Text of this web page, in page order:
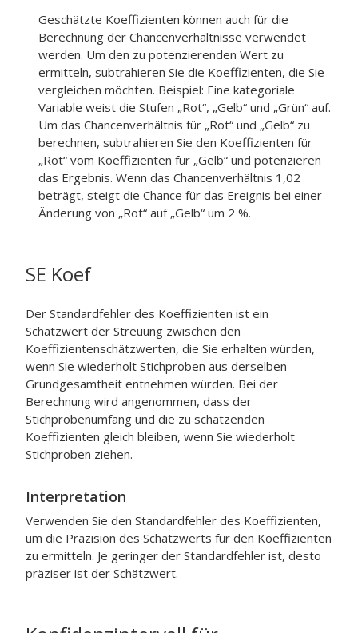
Geschätzte Koeffizienten können auch für die
Berechnung der Chancenverhältnisse verwendet
werden. Um den zu potenzierenden Wert zu
ermitteln, subtrahieren Sie die Koeffizienten, die Sie
vergleichen möchten. Beispiel: Eine kategoriale
Variable weist die Stufen „Rot“, „Gelb“ und „Grün“ auf.
Um das Chancenverhältnis für „Rot“ und „Gelb“ zu
berechnen, subtrahieren Sie den Koeffizienten für
„Rot“ vom Koeffizienten für „Gelb“ und potenzieren
das Ergebnis. Wenn das Chancenverhältnis 1,02
beträgt, steigt die Chance für das Ereignis bei einer
Änderung von „Rot“ auf „Gelb“ um 2 %.
SE Koef
Der Standardfehler des Koeffizienten ist ein
Schätzwert der Streuung zwischen den
Koeffizientenschätzwerten, die Sie erhalten würden,
wenn Sie wiederholt Stichproben aus derselben
Grundgesamtheit entnehmen würden. Bei der
Berechnung wird angenommen, dass der
Stichprobenumfang und die zu schätzenden
Koeffizienten gleich bleiben, wenn Sie wiederholt
Stichproben ziehen.
Interpretation
Verwenden Sie den Standardfehler des Koeffizienten,
um die Präzision des Schätzwerts für den Koeffizienten
zu ermitteln. Je geringer der Standardfehler ist, desto
präziser ist der Schätzwert.